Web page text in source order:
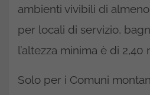
ambienti vivibili di
per locali di servizio,
l’altezza minima è di 2,40
Solo per i Comuni